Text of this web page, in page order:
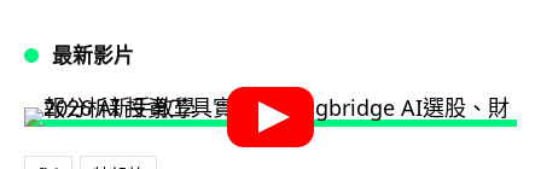
最新影片